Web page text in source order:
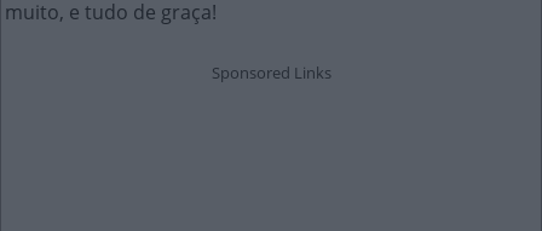
muito, e tudo de graça!